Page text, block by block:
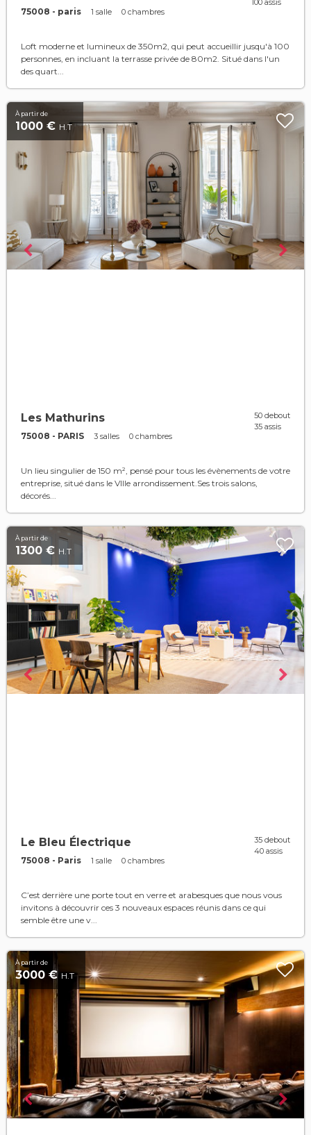
75008 - paris 1 salle 0 chambres
100 assis
Loft moderne et lumineux de 350m2, qui peut accueillir jusqu'à 100
personnes, en incluant la terrasse privée de 80m2. Situé dans l'un
des quart...
À partir de
1000 € H.T
Les Mathurins
75008 - PARIS 3 salles 0 chambres
50 debout
35 assis
Un lieu singulier de 150 m², pensé pour tous les évènements de votre
entreprise, situé dans le VIIIe arrondissement. ​ Ses trois salons,
décorés...
À partir de
1300 € H.T
Le Bleu Électrique
75008 - Paris 1 salle 0 chambres
35 debout
40 assis
C’est derrière une porte tout en verre et arabesques que nous vous
invitons à découvrir ces 3 nouveaux espaces réunis dans ce qui
semble être une v...
À partir de
3000 € H.T